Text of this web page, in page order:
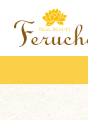
成田市で小顔